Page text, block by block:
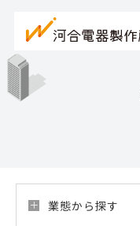
業態から探す